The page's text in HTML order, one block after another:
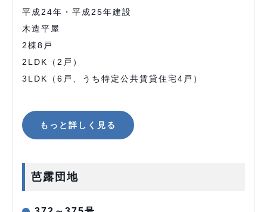
平成24年・平成25年建設
木造平屋
2棟8戸
2LDK（2戸）
3LDK（6戸、うち特定公共賃貸住宅4戸）
もっと詳しく見る
芭露団地